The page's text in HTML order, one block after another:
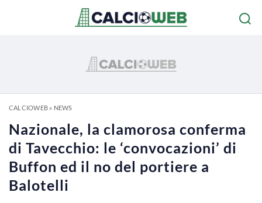
CALCIOWEB» NEWS
Nazionale, la clamorosa conferma
di Tavecchio: le ‘convocazioni’ di
Buffon ed il no del portiere a
Balotelli